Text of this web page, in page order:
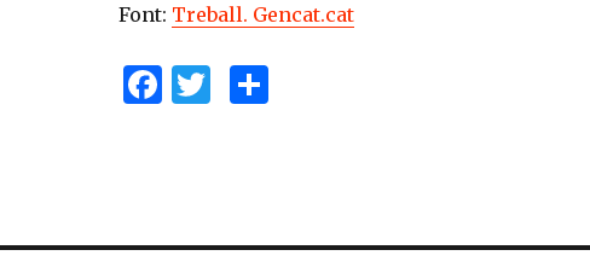
Font: Treball. Gencat.cat
F
b
T
r
C
ar